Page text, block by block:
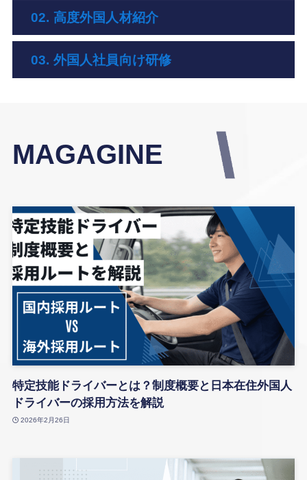
02. 高度外国人材紹介
03. 外国人社員向け研修
MAGAGINE
特定技能ドライバーとは？制度概要と日本在住外国人
ドライバーの採用方法を解説
2026年2月26日